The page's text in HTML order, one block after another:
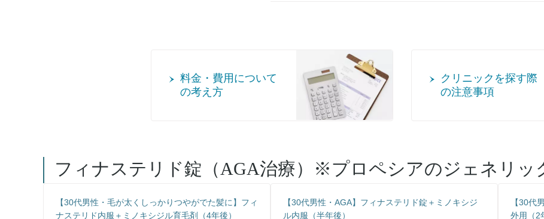
料金・費用について
の考え方
クリニックを探す際
の注意事項
フィナステリド錠（AGA治療）※プロペシアのジェネリッ
【30代男性・毛が太くしっかりつやがでた髪に】フィ
ナステリド内服＋ミノキシジル育毛剤（4年後）
【30代男性・AGA】フィナステリド錠＋ミノキシジ
ル内服（半年後）
【30代
外用（2